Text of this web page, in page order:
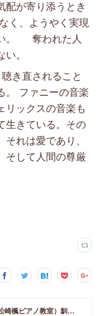
配が寄り添うとき
く、ようやく実現
。 奪われた人
。
き直されること
。 ファニーの音楽
リックスの音楽も
生きている。その
れは愛であり、
そして人間の尊厳
チェリーピアノ（松崎楓ピアノ教室）釧路市のピアノ教室